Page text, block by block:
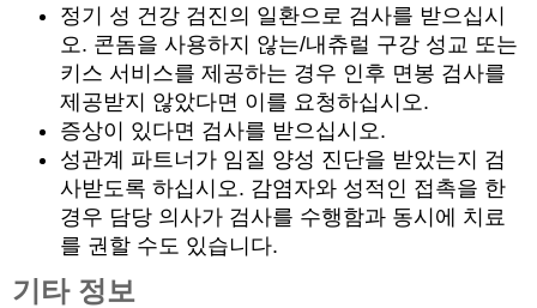
정기 성 건강 검진의 일환으로 검사를 받으십시
오. 콘돔을 사용하지 않는/내츄럴 구강 성교 또는
키스 서비스를 제공하는 경우 인후 면봉 검사를
제공받지 않았다면 이를 요청하십시오.
증상이 있다면 검사를 받으십시오.
성관계 파트너가 임질 양성 진단을 받았는지 검
사받도록 하십시오. 감염자와 성적인 접촉을 한
경우 담당 의사가 검사를 수행함과 동시에 치료
를 권할 수도 있습니다.
기타 정보